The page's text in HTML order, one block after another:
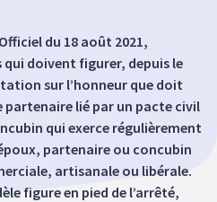
du 18 août 2021,
doivent figurer, depuis le
sur l’honneur que doit
lié par un pacte civil
qui exerce régulièrement
partenaire ou concubin
artisanale ou libérale.
figure en pied de l’arrêté,